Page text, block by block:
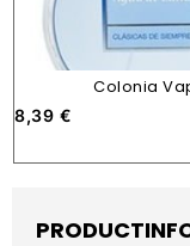
Colonia
8,39 €